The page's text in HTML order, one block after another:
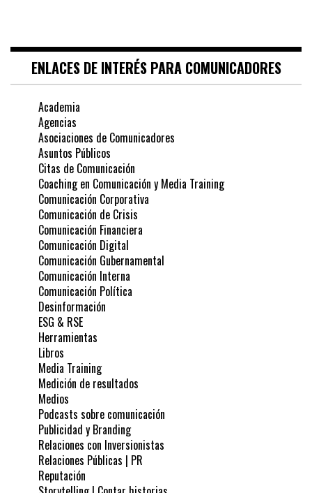
ENLACES DE INTERÉS PARA COMUNICADORES
Academia
Agencias
Asociaciones de Comunicadores
Asuntos Públicos
Citas de Comunicación
Coaching en Comunicación y Media Training
Comunicación Corporativa
Comunicación de Crisis
Comunicación Financiera
Comunicación Digital
Comunicación Gubernamental
Comunicación Interna
Comunicación Política
Desinformación
ESG & RSE
Herramientas
Libros
Media Training
Medición de resultados
Medios
Podcasts sobre comunicación
Publicidad y Branding
Relaciones con Inversionistas
Relaciones Públicas | PR
Reputación